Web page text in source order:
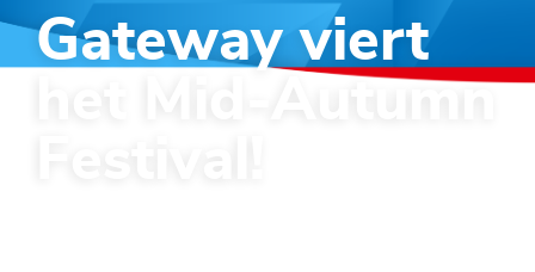
Gateway viert
het Mid-Autumn